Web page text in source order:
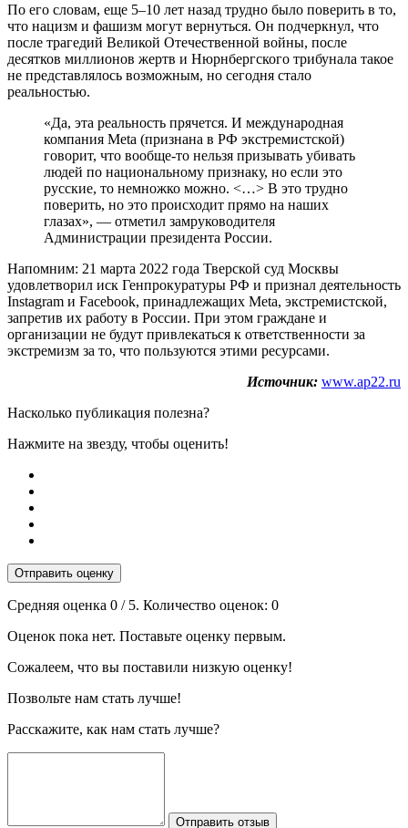
По его словам, еще 5–10 лет назад трудно было поверить в то,
что нацизм и фашизм могут вернуться. Он подчеркнул, что
после трагедий Великой Отечественной войны, после
десятков миллионов жертв и Нюрнбергского трибунала такое
не представлялось возможным, но сегодня стало
реальностью.
«Да, эта реальность прячется. И международная
компания Meta (признана в РФ экстремистской)
говорит, что вообще-то нельзя призывать убивать
людей по национальному признаку, но если это
русские, то немножко можно. <…> В это трудно
поверить, но это происходит прямо на наших
глазах», — отметил замруководителя
Администрации президента России.
Напомним: 21 марта 2022 года Тверской суд Москвы
удовлетворил иск Генпрокуратуры РФ и признал деятельность
Instagram и Facebook, принадлежащих Meta, экстремистской,
запретив их работу в России. При этом граждане и
организации не будут привлекаться к ответственности за
экстремизм за то, что пользуются этими ресурсами.
Источник: www.ap22.ru
Насколько публикация полезна?
Нажмите на звезду, чтобы оценить!
Отправить оценку
Средняя оценка 0 / 5. Количество оценок: 0
Оценок пока нет. Поставьте оценку первым.
Сожалеем, что вы поставили низкую оценку!
Позвольте нам стать лучше!
Расскажите, как нам стать лучше?
Отправить отзыв